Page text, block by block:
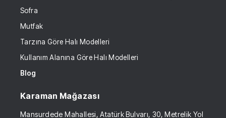
Sofra
Mutfak
Tarzına Göre Halı Modelleri
Kullanım Alanına Göre Halı Modelleri
Blog
Karaman Mağazası
Mansurdede Mahallesi, Atatürk Bulvarı, 30, Metrelik Yol